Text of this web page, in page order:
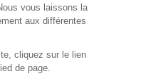
vous laissons la
aux différentes
cliquez sur le lien
de page.